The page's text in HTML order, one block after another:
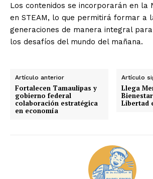
Los contenidos se incorporarán en la
en STEAM, lo que permitirá formar a
generaciones de manera integral
los desafíos del mundo del mañana.
Artículo anterior
Fortalecen Tamaulipas y
gobierno federal
colaboración estratégica
en economía
Artículo
Llega
Libertad